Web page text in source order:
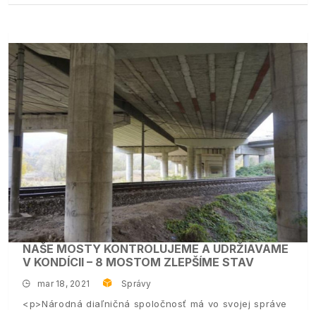
NAŠE MOSTY KONTROLUJEME A UDRŽIAVAME
V KONDÍCII – 8 MOSTOM ZLEPŠÍME STAV
mar 18, 2021 Správy
<p>Národná diaľničná spoločnosť má vo svojej správe